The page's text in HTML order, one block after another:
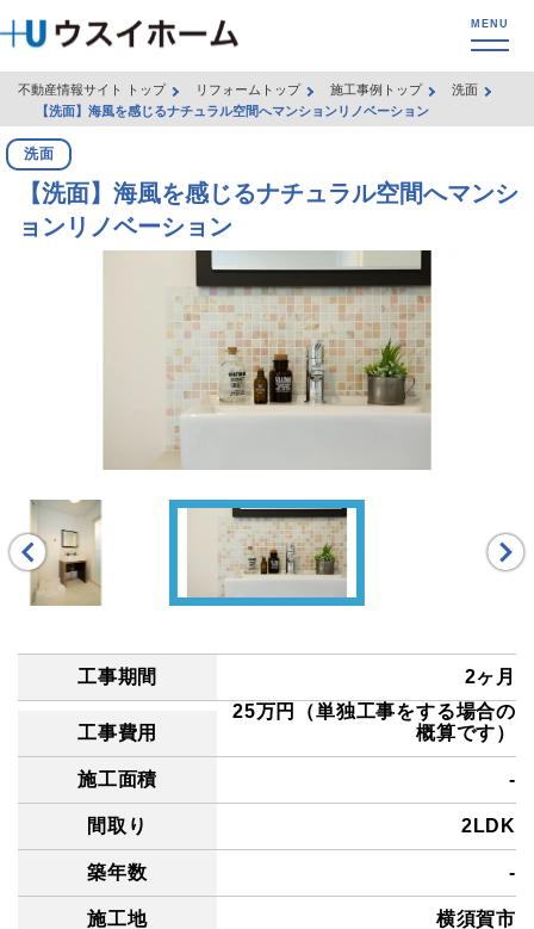
不動産情報サイト トップ リフォームトップ 施工事例トップ
洗面
【洗面】海風を感じるナチュラル空間へマンションリノベーション
洗面
【洗面】海風を感じるナチュラル空間へマンシ
ョンリノベーション
工事期間 2ヶ月
工事費用
25万円（単独工事をする場合の
概算です）
施工面積 -
間取り 2LDK
築年数 -
施工地 横須賀市